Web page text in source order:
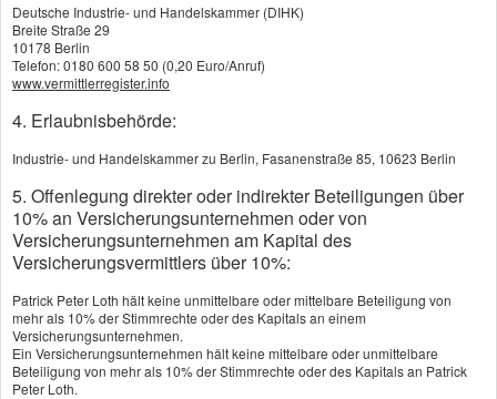
Versicherer leistet sofort, wenn man infolge von
Krankheit oder Unfall bestimmte körperliche
Grundfähigkeiten verliert.
Anspruch auf Rentenleistungen aus der
Grundfähigkeitsversicherung entsteht, wenn man
nach ärztlicher Einschätzung mindestens zwölf
Monate lang nicht in der Lage ist oder sein wird,
eine der körperlichen Grundfähigkeiten der Stufe A
oder drei Fähigkeiten der Stufe B auszuüben – das
sehen die Vertragsbedingungen der
Grundfähigkeitsversicherer in der Regel vor. Zu
Deutsche Industrie- und Handelskammer (DIHK)
Breite Straße 29
10178 Berlin
Telefon: 0180 600 58 50 (0,20 Euro/Anruf)
www.vermittlerregister.info
4. Erlaubnisbehörde:
Industrie- und Handelskammer zu Berlin, Fasanenstraße 85, 10623 Berlin
5. Offenlegung direkter oder indirekter Beteiligungen über
10% an Versicherungsunternehmen oder von
Versicherungsunternehmen am Kapital des
Versicherungsvermittlers über 10%:
Patrick Peter Loth hält keine unmittelbare oder mittelbare Beteiligung von
mehr als 10% der Stimmrechte oder des Kapitals an einem
Versicherungsunternehmen.
Ein Versicherungsunternehmen hält keine mittelbare oder unmittelbare
Beteiligung von mehr als 10% der Stimmrechte oder des Kapitals an Patrick
Peter Loth.